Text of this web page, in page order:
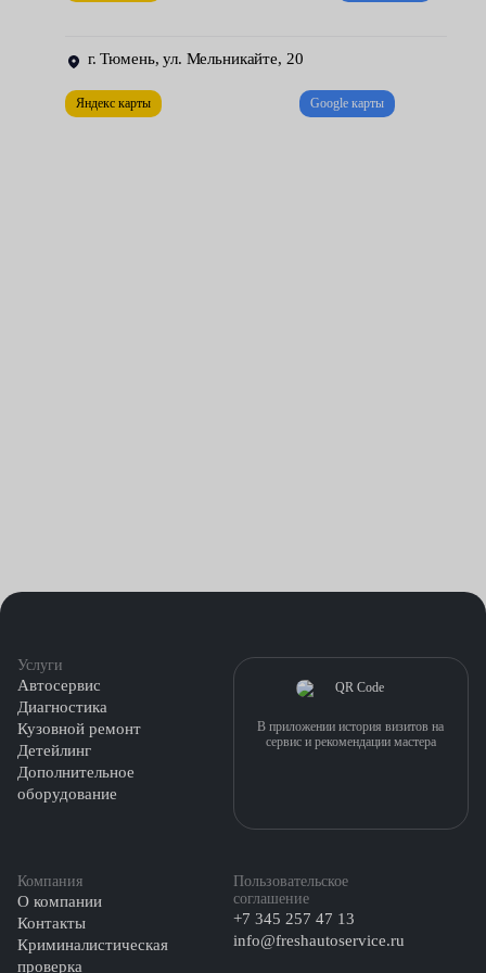
автомобиля.
г. Тюмень, ул. Мельникайте, 20
Яндекс карты Google карты
Услуги
Автосервис
Диагностика
Кузовной ремонт
Детейлинг
Дополнительное
оборудование
Компания
О компании
Контакты
Криминалистическая
проверка
Пользовательское
соглашение
+7 345 257 47 13
info@freshautoservice.ru
В приложении история визитов на
сервис и рекомендации мастера